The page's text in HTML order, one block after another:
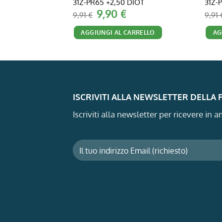
9,91€ Il
prezzo
originale
era:
9,91 €.
9,90€Il
prezzo
attuale
è:
9,90 €.
AGGIUNGI AL CARRELLO
9,91
ISCRIVITI ALLA NEWSLETTER DELLA
Iscriviti alla newsletter per ricevere in